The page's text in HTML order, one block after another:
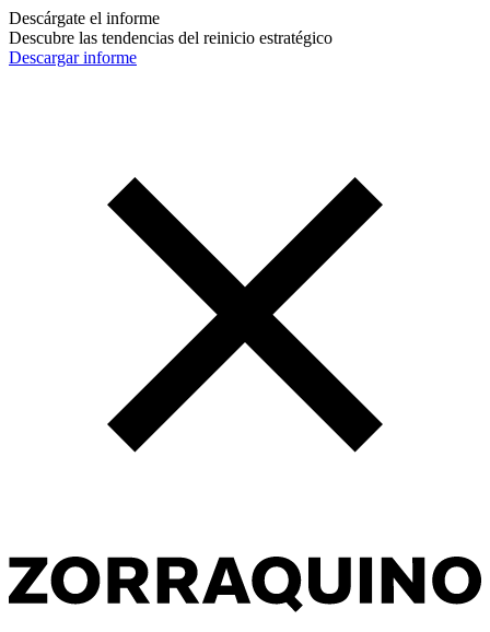
Descárgate el informe
Descubre las tendencias del reinicio estratégico
Descargar informe